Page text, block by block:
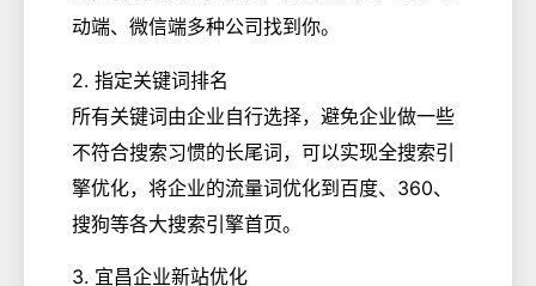
动端、微信端多种公司找到你。
2. 指定关键词排名
所有关键词由企业自行选择，避免企业做一些
不符合搜索习惯的长尾词，可以实现全搜索引
擎优化，将企业的流量词优化到百度、360、
搜狗等各大搜索引擎首页。
3. 宜昌企业新站优化